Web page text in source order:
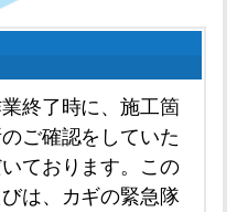
終了時に、施工箇
ご確認をしていた
ております。この
は、カギの緊急隊